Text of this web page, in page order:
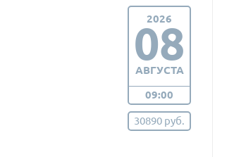
2026
08
АВГУСТА
09:00
30890 руб.